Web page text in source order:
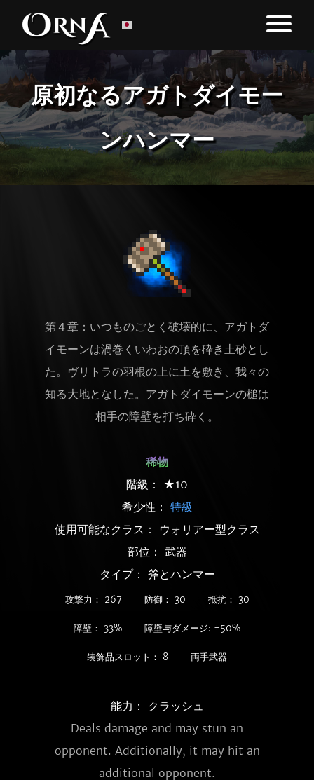
原初なるアガトダイモー
ンハンマー
第４章：いつものごとく破壊的に、アガトダ
イモーンは渦巻くいわおの頂を砕き土砂とし
た。ヴリトラの羽根の上に土を敷き、我々の
知る大地となした。アガトダイモーンの槌は
相手の障壁を打ち砕く。
稀物
階級： ★10
希少性： 特級
使用可能なクラス： ウォリアー型クラス
部位： 武器
タイプ： 斧とハンマー
攻撃力： 267 防御： 30 抵抗： 30
障壁： 33% 障壁与ダメージ: +50%
装飾品スロット： 8 両手武器
能力： クラッシュ
Deals damage and may stun an
opponent. Additionally, it may hit an
additional opponent.